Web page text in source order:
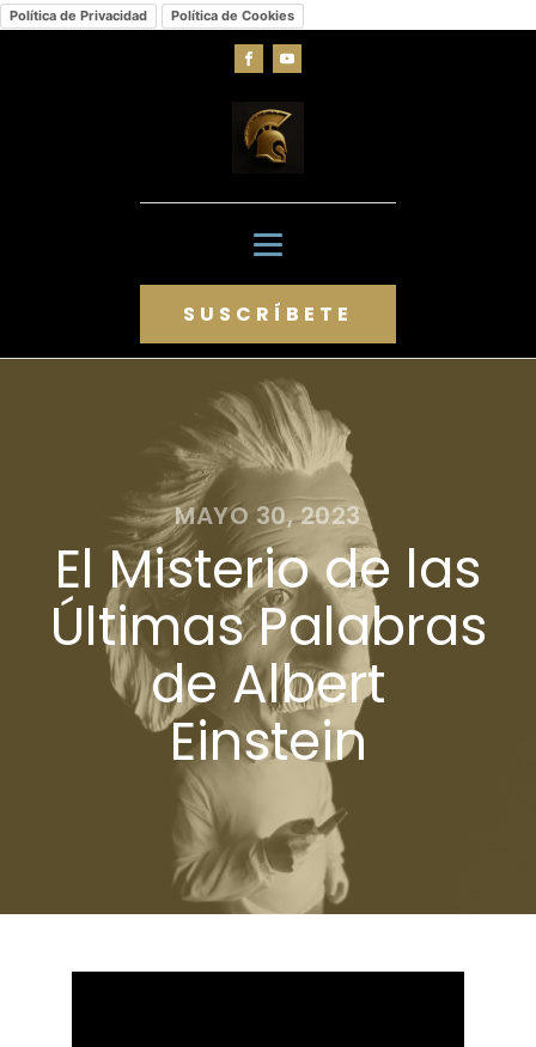
Política de Privacidad Política de Cookies
SUSCRÍBETE
MAYO 30, 2023
El Misterio de las
Últimas Palabras
de Albert
Einstein